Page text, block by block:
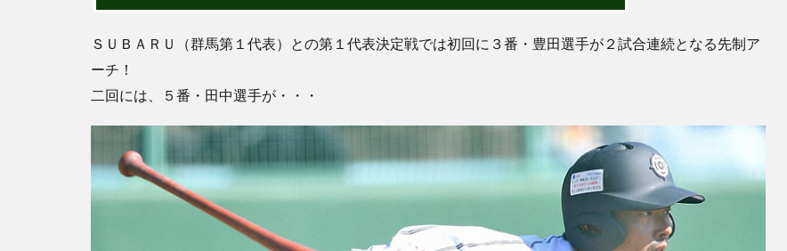
ＳＵＢＡＲＵ（群馬第１代表）との第１代表決定戦では初回に３番・豊田選手が２試合連続となる先制ア
ーチ！
二回には、５番・田中選手が・・・